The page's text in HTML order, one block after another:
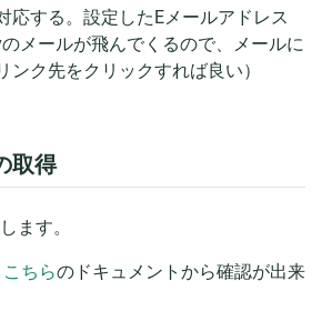
応する。設定したEメールアドレス
メールが飛んでくるので、メールに
ンク先をクリックすれば良い）
取得
ます。
こちらのドキュメントから確認が出来